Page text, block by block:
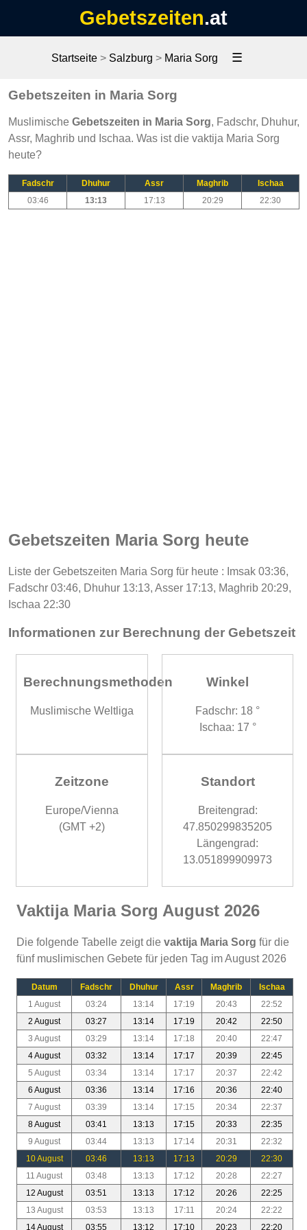
Gebetszeiten.at
Startseite> Salzburg > Maria Sorg ☰
Gebetszeiten in Maria Sorg
Muslimische Gebetszeiten in Maria Sorg, Fadschr, Dhuhur,
Assr, Maghrib und Ischaa. Was ist die vaktija Maria Sorg
heute?
Fadschr Dhuhur Assr Maghrib
Ischaa
03:46
13:13 17:13 20:29 22:30
Gebetszeiten Maria Sorg heute
Liste der Gebetszeiten Maria Sorg für heute : Imsak 03:36,
Fadschr 03:46, Dhuhur 13:13, Asser 17:13, Maghrib 20:29,
Ischaa 22:30
Informationen zur Berechnung der Gebetszeit
Berechnungsmethoden
Muslimische Weltliga
Winkel
Fadschr: 18 °
Ischaa: 17 °
Zeitzone
Europe/Vienna
(GMT +2)
Standort
Breitengrad:
47.850299835205
Längengrad:
13.051899909973
Vaktija Maria Sorg August 2026
Die folgende Tabelle zeigt die vaktija Maria Sorg für die
fünf muslimischen Gebete für jeden Tag im August 2026
Datum Fadschr Dhuhur Assr Maghrib
Ischaa
1 August
03:24 13:14 17:19 20:43
22:52
2 August
03:27 13:14 17:19 20:42
22:50
3 August
03:29 13:14 17:18 20:40
22:47
4 August
03:32 13:14 17:17 20:39
22:45
5 August
03:34 13:14 17:17 20:37
22:42
6 August
03:36 13:14 17:16 20:36
22:40
7 August
03:39 13:14 17:15 20:34
22:37
8 August
03:41 13:13 17:15 20:33
22:35
9 August
03:44 13:13 17:14 20:31
22:32
10 August
03:46 13:13 17:13 20:29
22:30
11 August
03:48 13:13 17:12 20:28
22:27
12 August
03:51 13:13 17:12 20:26
22:25
13 August
03:53 13:13 17:11 20:24
22:22
14 August
03:55 13:12 17:10 20:23 22:20